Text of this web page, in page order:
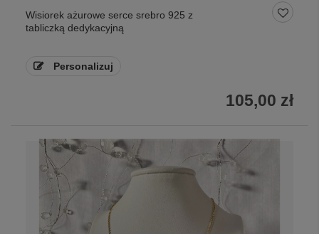
Wisiorek ażurowe serce srebro 925 z
tabliczką dedykacyjną
Personalizuj
105,00 zł